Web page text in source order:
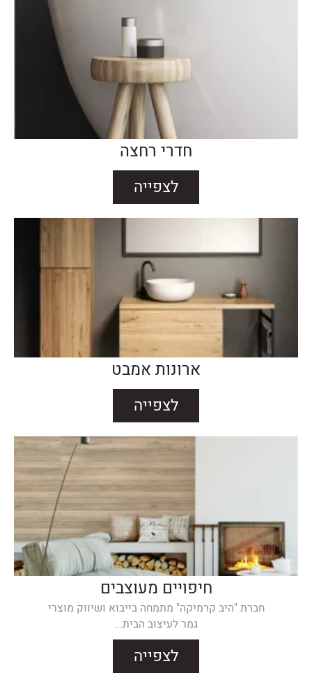
חדרי רחצה
לצפייה
ארונות אמבט
לצפייה
חיפויים מעוצבים
חברת "היב קרמיקה" מתמחה בייבוא ושיווק מוצרי
גמר לעיצוב הבית...
לצפייה